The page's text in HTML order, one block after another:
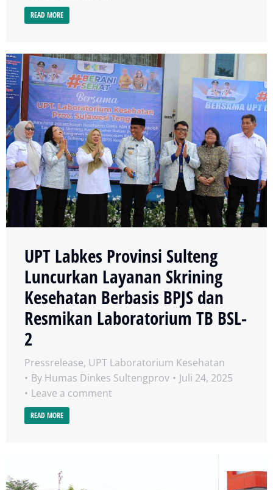
READ MORE
UPT Labkes Provinsi Sulteng
Luncurkan Layanan Skrining
Kesehatan Berbasis BPJS dan
Resmikan Laboratorium TB BSL-
2
Pressrelease, UPT Laboratorium Kesehatan
By Humas Dinkes Sultengprov
Juli 24, 2025
Leave a comment
READ MORE